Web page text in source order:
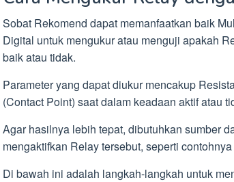
Sobat Rekomend dapat memanfaatkan baik
Digital untuk mengukur atau menguji apakah
baik atau tidak.
Parameter yang dapat diukur mencakup
(Contact Point) saat dalam keadaan aktif atau
Agar hasilnya lebih tepat, dibutuhkan sumber
mengaktifkan Relay tersebut, seperti
Di bawah ini adalah langkah-langkah untuk